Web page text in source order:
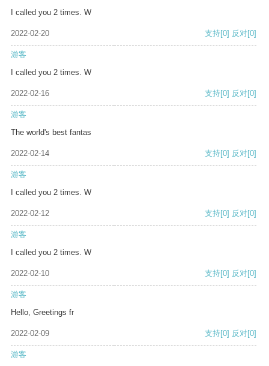
I called you 2 times. W
2022-02-20 支持[0] 反对[0]
游客
I called you 2 times. W
2022-02-16 支持[0] 反对[0]
游客
The world's best fantas
2022-02-14 支持[0] 反对[0]
游客
I called you 2 times. W
2022-02-12 支持[0] 反对[0]
游客
I called you 2 times. W
2022-02-10 支持[0] 反对[0]
游客
Hello, Greetings fr
2022-02-09 支持[0] 反对[0]
游客